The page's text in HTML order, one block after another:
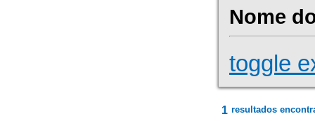
Nome
toggle
1 resultados